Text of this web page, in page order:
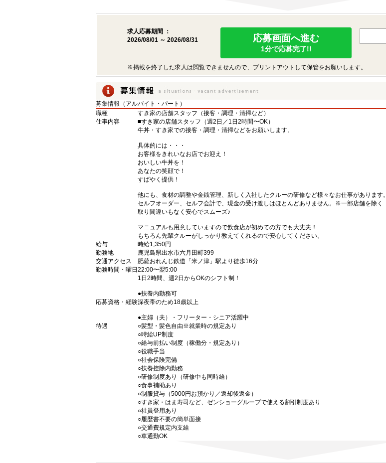
求人応募期間 ：
2026/08/01 ～ 2026/08/31
応募画面へ進む
1分で応募完了!!
※掲載を終了した求人は閲覧できませんので、プリントアウトして保管をお願いします。
募集情報（アルバイト・パート）
職種
すき家の店舗スタッフ（接客・調理・清掃など）
仕事内容
■すき家の店舗スタッフ（週2日／1日2時間〜OK）
牛丼・すき家での接客・調理・清掃などをお願いします。
具体的には・・・
お客様をきれいなお店でお迎え！
おいしい牛丼を！
あなたの笑顔で！
すばやく提供！
他にも、食材の調整や金銭管理、新しく入社したクルーの研修など様々なお仕事があります。
セルフオーダー、セルフ会計で、現金の受け渡しはほとんどありません。※一部店舗を除く
取り間違いもなく安心でスムーズ♪
マニュアルも用意していますので飲食店が初めての方でも大丈夫！
もちろん先輩クルーがしっかり教えてくれるので安心してください。
給与
時給1,350円
勤務地
鹿児島県出水市六月田町399
交通アクセス
肥薩おれんじ鉄道「米ノ津」駅より徒歩16分
勤務時間・曜日 22:00〜翌5:00
1日2時間、週2日からOKのシフト制！
●扶養内勤務可
応募資格・経験深夜帯のため18歳以上
●主婦（夫）・フリーター・シニア活躍中
待遇
○髪型・髪色自由※就業時の規定あり
○時給UP制度
○給与前払い制度（稼働分・規定あり）
○役職手当
○社会保険完備
○扶養控除内勤務
○研修制度あり（研修中も同時給）
○食事補助あり
○制服貸与（5000円お預かり／返却後返金）
○すき家・はま寿司など、ゼンショーグループで使える割引制度あり
○社員登用あり
○履歴書不要の簡単面接
○交通費規定内支給
○車通勤OK